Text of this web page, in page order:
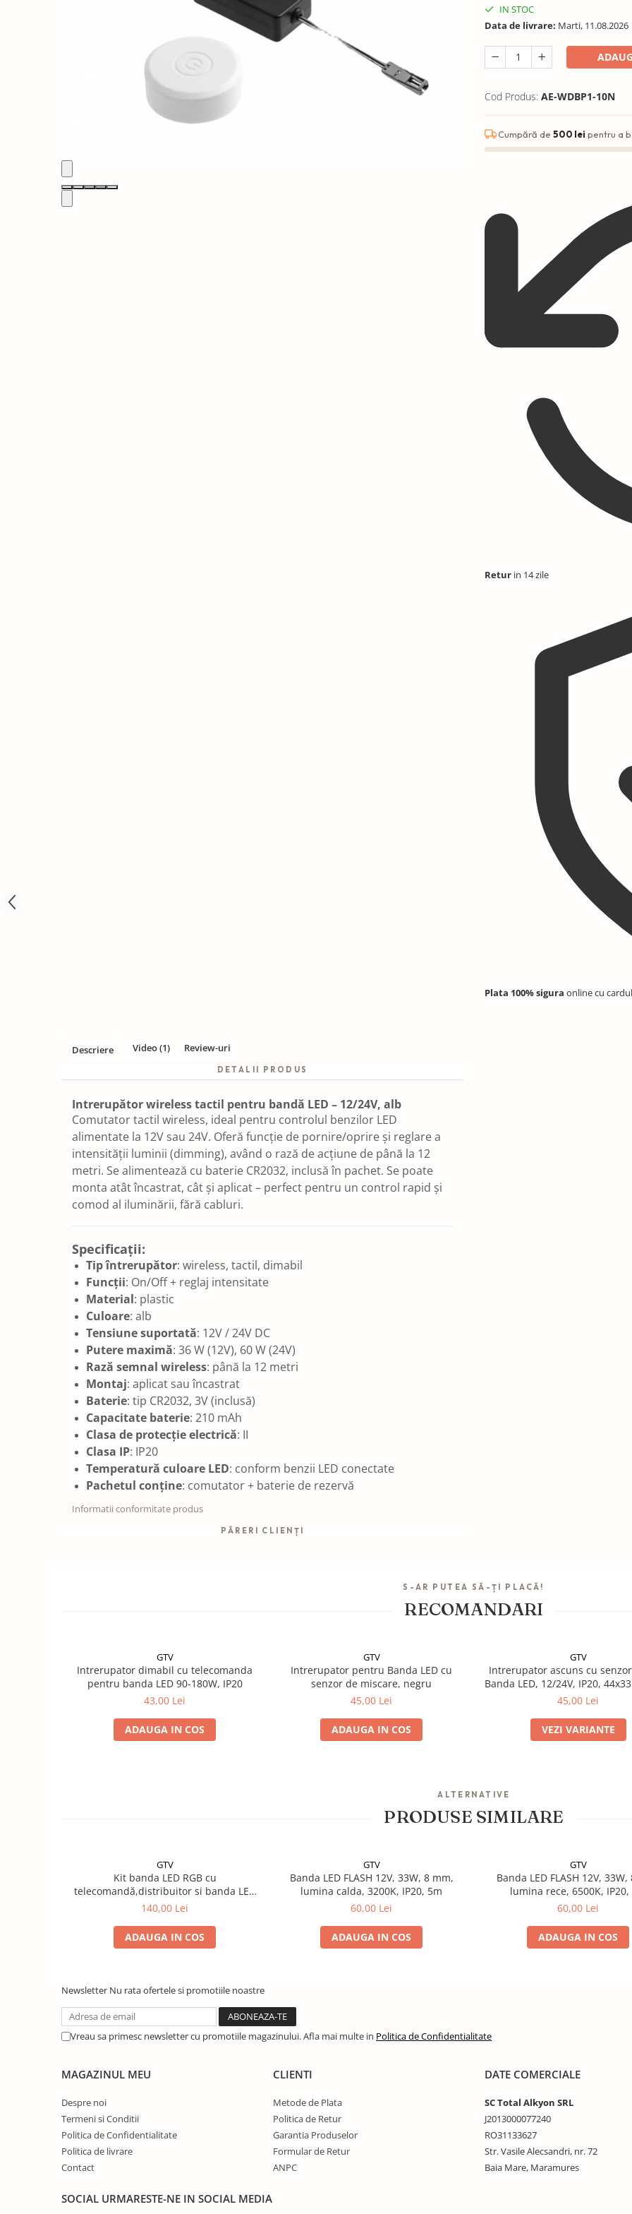
IN STOC
Data de livrare: Marti, 11.08.2026
Cod Produs: AE-WDBP1-10N
Cumpără de 500 lei pentru a
Retur in 14 zile
Plata 100% sigura online cu cardul
Descriere Video(1) Review-uri
DETALII PRODUS
Intrerupător wireless tactil pentru bandă LED – 12/24V, alb
Comutator tactil wireless, ideal pentru controlul benzilor LED
alimentate la 12V sau 24V. Oferă funcție de pornire/oprire și reglare a
intensității luminii (dimming), având o rază de acțiune de până la 12
metri. Se alimentează cu baterie CR2032, inclusă în pachet. Se poate
monta atât încastrat, cât și aplicat – perfect pentru un control rapid și
comod al iluminării, fără cabluri.
Specificații:
Tip întrerupător: wireless, tactil, dimabil
Funcții: On/Off + reglaj intensitate
Material: plastic
Culoare: alb
Tensiune suportată: 12V / 24V DC
Putere maximă: 36 W (12V), 60 W (24V)
Rază semnal wireless: până la 12 metri
Montaj: aplicat sau încastrat
Baterie: tip CR2032, 3V (inclusă)
Capacitate baterie: 210 mAh
Clasa de protecție electrică: II
Clasa IP: IP20
Temperatură culoare LED: conform benzii LED conectate
Pachetul conține: comutator + baterie de rezervă
Informatii conformitate produs
PĂRERI CLIENȚI
S-AR PUTEA SĂ-ȚI PLACĂ!
RECOMANDARI
GTV
Intrerupator dimabil cu telecomanda
pentru banda LED 90-180W, IP20
43,00 Lei
ADAUGA IN COS
GTV
Intrerupator pentru Banda LED cu
senzor de miscare, negru
45,00 Lei
ADAUGA IN COS
GTV
Intrerupator ascuns cu
Banda LED, 12/24V, IP20,
m cablu
45,00 Lei
VEZI VARIANTE
ALTERNATIVE
PRODUSE SIMILARE
GTV
Kit banda LED RGB cu
telecomandă,distribuitor si banda LED
5m, 25W , IP20
140,00 Lei
ADAUGA IN COS
GTV
Banda LED FLASH 12V, 33W, 8 mm,
lumina calda, 3200K, IP20, 5m
60,00 Lei
ADAUGA IN COS
GTV
Banda LED FLASH 12V,
lumina rece, 6500K, IP20,
60,00 Lei
ADAUGA IN COS
Newsletter Nu rata ofertele si promotiile noastre
Vreau sa primesc newsletter cu promotiile magazinului. Afla mai multe in Politica de Confidentialitate
MAGAZINUL MEU
Despre noi
Termeni si Conditii
Politica de Confidentialitate
Politica de livrare
Contact
CLIENTI
Metode de Plata
Politica de Retur
Garantia Produselor
Formular de Retur
ANPC
DATE COMERCIALE
SC Total Alkyon SRL
J2013000077240
RO31133627
Str. Vasile Alecsandri, nr. 72
Baia Mare, Maramures
SOCIAL URMARESTE-NE IN SOCIAL MEDIA